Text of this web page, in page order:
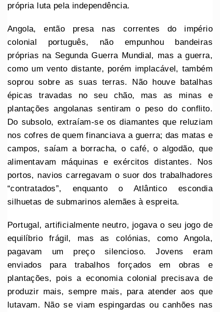
própria luta pela independência.
Angola, então presa nas correntes do império
colonial português, não empunhou bandeiras
próprias na Segunda Guerra Mundial, mas a guerra,
como um vento distante, porém implacável, também
soprou sobre as suas terras. Não houve batalhas
épicas travadas no seu chão, mas as minas e
plantações angolanas sentiram o peso do conflito.
Do subsolo, extraíam-se os diamantes que reluziam
nos cofres de quem financiava a guerra; das matas e
campos, saíam a borracha, o café, o algodão, que
alimentavam máquinas e exércitos distantes. Nos
portos, navios carregavam o suor dos trabalhadores
“contratados”, enquanto o Atlântico escondia
silhuetas de submarinos alemães à espreita.
Portugal, artificialmente neutro, jogava o seu jogo de
equilíbrio frágil, mas as colónias, como Angola,
pagavam um preço silencioso. Jovens eram
enviados para trabalhos forçados em obras e
plantações, pois a economia colonial precisava de
produzir mais, sempre mais, para atender aos que
lutavam. Não se viam espingardas ou canhões nas